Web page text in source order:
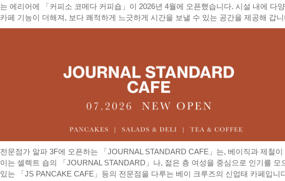
는 에리어에 「커피소 코메다 커피숍」이 2026년 4월에 오픈했습니다. 시설 내에 다
카페 기능이 더해져, 보다 쾌적하게 느긋하게 시간을 보낼 수 있는 공간을 제공해 갑니
전문점가 알파 3F에 오픈하는 「JOURNAL STANDARD CAFE」는, 베이직과 제철이
이는 셀렉트 숍의 「JOURNAL STANDARD」나, 젊은 층 여성을 중심으로 인기를 모
있는 「JS PANCAKE CAFE」등의 전문점을 다루는 베이 크루즈의 신업태 카페입니